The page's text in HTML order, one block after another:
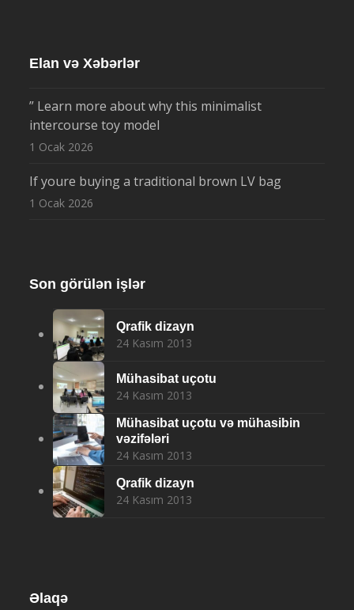
Elan və Xəbərlər
” Learn more about why this minimalist
intercourse toy model
1 Ocak 2026
If youre buying a traditional brown LV bag
1 Ocak 2026
Son görülən işlər
Qrafik dizayn
24 Kasım 2013
Mühasibat uçotu
24 Kasım 2013
Mühasibat uçotu və mühasibin
vəzifələri
24 Kasım 2013
Qrafik dizayn
24 Kasım 2013
Əlaqə